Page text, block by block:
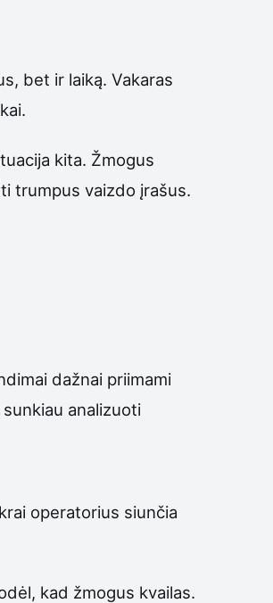
bet ir laiką. Vakaras
kita. Žmogus
trumpus vaizdo įrašus.
dažnai priimami
analizuoti
operatorius siunčia
kad žmogus kvailas.